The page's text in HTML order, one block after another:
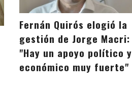
Fernán Quirós elogió la
gestión de Jorge Macri:
"Hay un apoyo político y
económico muy fuerte"